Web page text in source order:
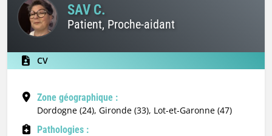
SAV C.
Patient, Proche-aidant
CV
Zone géographique :
Dordogne (24), Gironde (33), Lot-et-Garonne (47)
Pathologies :